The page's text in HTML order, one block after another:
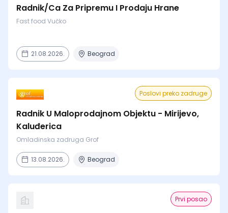
Radnik/Ca Za Pripremu I Prodaju Hrane
Fast food Vučko
21.08.2026. Beograd
Poslovi preko zadruge
Radnik U Maloprodajnom Objektu - Mirijevo,
Kaluđerica
Omladinska zadruga Grof
13.08.2026. Beograd
Prvi posao